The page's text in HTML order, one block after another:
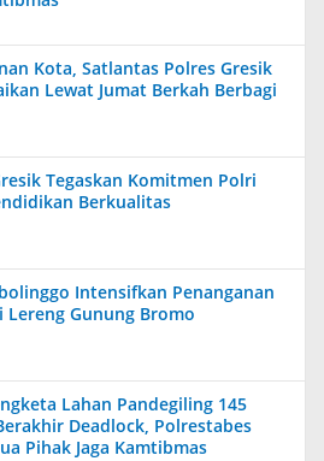
Kota, Satlantas Polres Gresik
Lewat Jumat Berkah Berbagi
Tegaskan Komitmen Polri
Berkualitas
Intensifkan Penanganan
Lereng Gunung Bromo
Lahan Pandegiling 145
Deadlock, Polrestabes
Pihak Jaga Kamtibmas